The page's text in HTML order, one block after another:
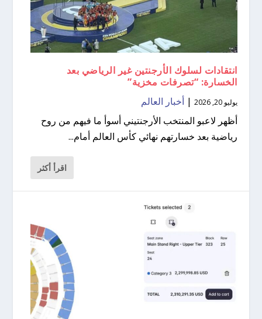
انتقادات لسلوك الأرجنتين غير الرياضي بعد
الخسارة: “تصرفات مخزية”
يوليو 20, 2026 |أخبار العالم
أظهر لاعبو المنتخب الأرجنتيني أسوأ ما فيهم من روح
رياضية بعد خسارتهم نهائي كأس العالم أمام...
اقرأ أكثر